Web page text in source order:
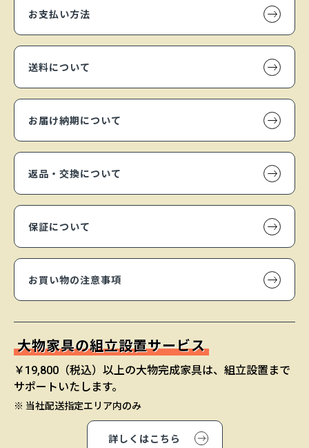
お支払い方法
送料について
お届け納期について
返品・交換について
保証について
お買い物の注意事項
大物家具の組立設置サービス
￥19,800（税込）以上の大物完成家具は、組立設置まで
サポートいたします。
※ 当社配送指定エリア内のみ
詳しくはこちら